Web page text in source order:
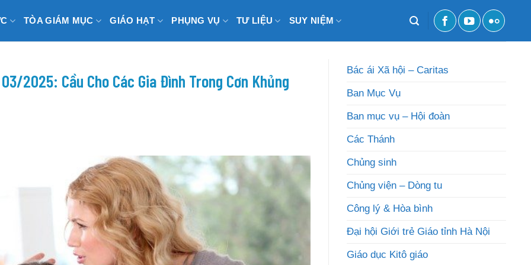
TÒA GIÁM MỤC GIÁO HẠT PHỤNG VỤ TƯ LIỆU SUY NIỆM
2025: Cầu Cho Các Gia Đình Trong Cơn Khủng
Bác ái Xã hội – Caritas
Ban Mục Vụ
Ban mục vụ – Hội đoàn
Các Thánh
Chủng sinh
Chủng viện – Dòng tu
Công lý & Hòa bình
Đại hội Giới trẻ Giáo tỉnh Hà Nội
Giáo dục Kitô giáo